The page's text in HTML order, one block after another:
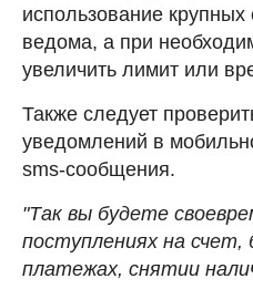
использование
ведома, а при
увеличить лимит или
Также следует
уведомлений в
sms-сообщения.
"Так вы будете
поступлениях на счет,
платежах, снятии